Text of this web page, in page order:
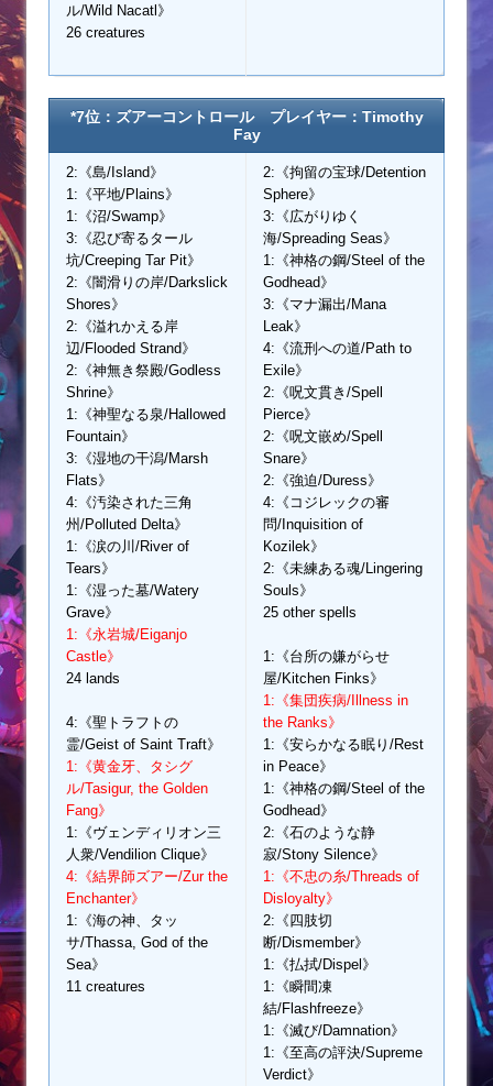
ル/Wild Nacatl》
26 creatures
*7位：ズアーコントロール プレイヤー：Timothy
Fay
2:《島/Island》
1:《平地/Plains》
1:《沼/Swamp》
3:《忍び寄るタール
坑/Creeping Tar Pit》
2:《闇滑りの岸/Darkslick
Shores》
2:《溢れかえる岸
辺/Flooded Strand》
2:《神無き祭殿/Godless
Shrine》
1:《神聖なる泉/Hallowed
Fountain》
3:《湿地の干潟/Marsh
Flats》
4:《汚染された三角
州/Polluted Delta》
1:《涙の川/River of
Tears》
1:《湿った墓/Watery
Grave》
1:《永岩城/Eiganjo
Castle》
24 lands
4:《聖トラフトの
霊/Geist of Saint Traft》
1:《黄金牙、タシグ
ル/Tasigur, the Golden
Fang》
1:《ヴェンディリオン三
人衆/Vendilion Clique》
4:《結界師ズアー/Zur the
Enchanter》
1:《海の神、タッ
サ/Thassa, God of the
Sea》
11 creatures
2:《拘留の宝球/Detention
Sphere》
3:《広がりゆく
海/Spreading Seas》
1:《神格の鋼/Steel of the
Godhead》
3:《マナ漏出/Mana
Leak》
4:《流刑への道/Path to
Exile》
2:《呪文貫き/Spell
Pierce》
2:《呪文嵌め/Spell
Snare》
2:《強迫/Duress》
4:《コジレックの審
問/Inquisition of
Kozilek》
2:《未練ある魂/Lingering
Souls》
25 other spells
1:《台所の嫌がらせ
屋/Kitchen Finks》
1:《集団疾病/Illness in
the Ranks》
1:《安らかなる眠り/Rest
in Peace》
1:《神格の鋼/Steel of the
Godhead》
2:《石のような静
寂/Stony Silence》
1:《不忠の糸/Threads of
Disloyalty》
2:《四肢切
断/Dismember》
1:《払拭/Dispel》
1:《瞬間凍
結/Flashfreeze》
1:《滅び/Damnation》
1:《至高の評決/Supreme
Verdict》